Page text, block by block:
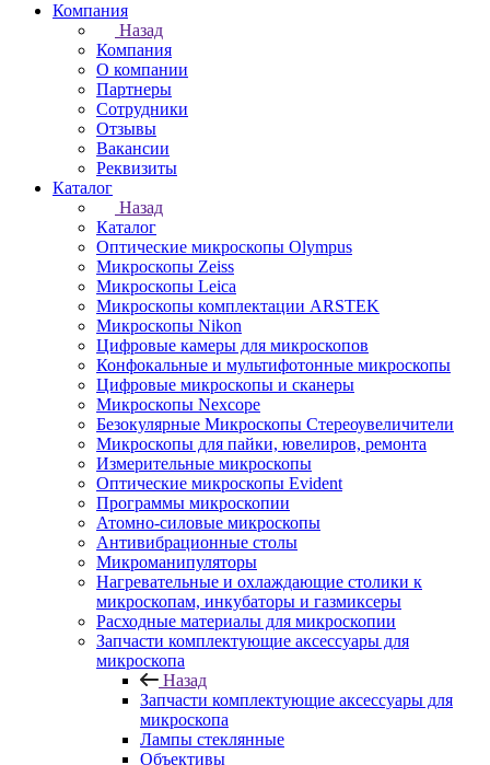
Компания
Назад
Компания
О компании
Партнеры
Сотрудники
Отзывы
Вакансии
Реквизиты
Каталог
Назад
Каталог
Оптические микроскопы Olympus
Микроскопы Zeiss
Микроскопы Leica
Микроскопы комплектации ARSTEK
Микроскопы Nikon
Цифровые камеры для микроскопов
Конфокальные и мультифотонные микроскопы
Цифровые микроскопы и сканеры
Микроскопы Nexcope
Безокулярные Микроскопы Стереоувеличители
Микроскопы для пайки, ювелиров, ремонта
Измерительные микроскопы
Оптические микроскопы Evident
Программы микроскопии
Атомно-силовые микроскопы
Антивибрационные столы
Микроманипуляторы
Нагревательные и охлаждающие столики к
микроскопам, инкубаторы и газмиксеры
Расходные материалы для микроскопии
Запчасти комплектующие аксессуары для
микроскопа
Назад
Запчасти комплектующие аксессуары для
микроскопа
Лампы стеклянные
Объективы